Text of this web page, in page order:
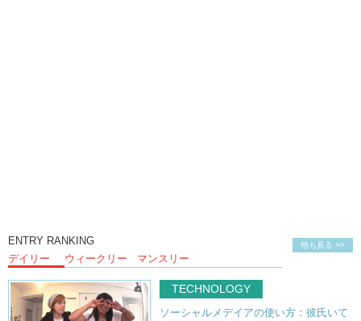
他も見る >>
ENTRY RANKING
デイリー
ウィークリー マンスリー
TECHNOLOGY
ソーシャルメデイアの使い方：彼氏いて